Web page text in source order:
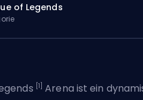
of Legends
[1] Arena ist ein